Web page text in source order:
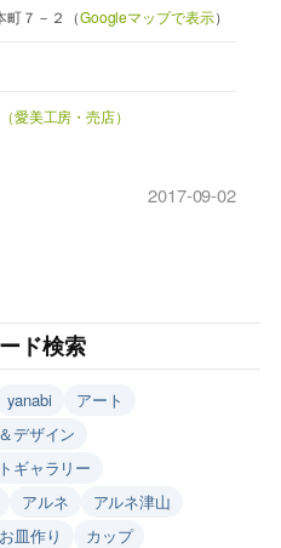
町７－２（Googleマップで表示）
愛美工房・売店）
2017-09-02
ド検索
yanabi
アート
デザイン
ギャラリー
アルネ
アルネ津山
お皿作り
カップ